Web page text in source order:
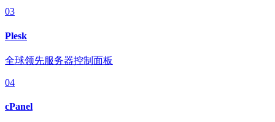
03
Plesk
全球领先服务器控制面板
04
cPanel